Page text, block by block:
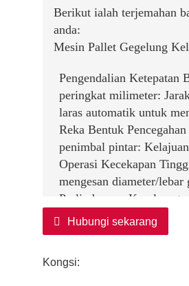
Berikut ialah terjemahan
anda:
Mesin Pallet Gegelung
Pengendalian Ketepatan
peringkat milimeter:
laras automatik untuk
Reka Bentuk
penimbal pintar:
Operasi Kecekapan
mengesan diameter/
Perlindungan
Auto-kunci apabila
Pilihan Konfigurasi
Pembinaan Teguh •
Hubungi sekarang
Kongsi: